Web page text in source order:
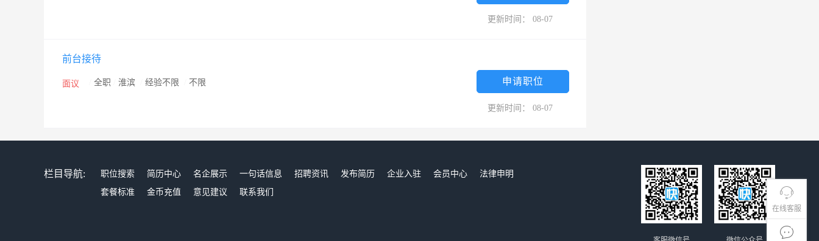
在线客服
更新时间： 08-07
前台接待
面议 全职 淮滨 经验不限 不限 申请职位
更新时间： 08-07
栏目导航: 职位搜索 简历中心 名企展示 一句话信息 招聘资讯 发布简历 企业入驻 会员中心
法律申明
套餐标准
金币充值 意见建议 联系我们